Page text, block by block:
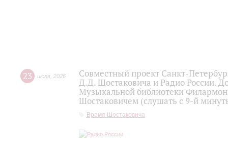
23 июля 2026
Совместный проект Санкт-
Д.Д. Шостаковича и Радио России.
Музыкальной библиотеки
Шостаковичем (слушать с 9-й
Время Шостаковича